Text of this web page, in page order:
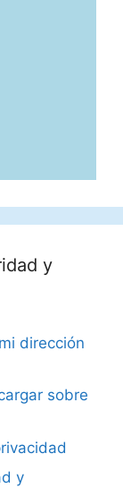
y
dirección
sobre
y